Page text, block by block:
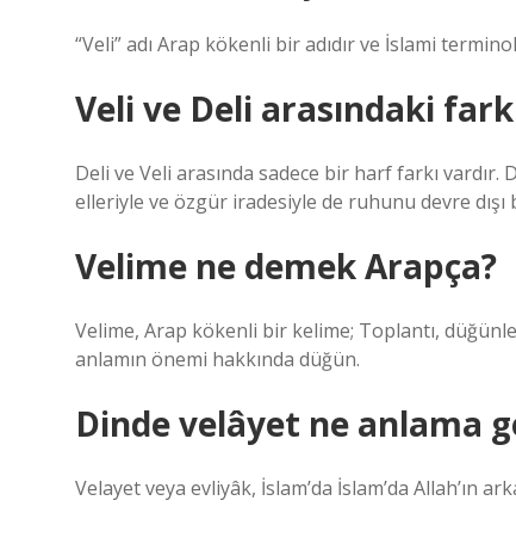
“Veli” adı Arap kökenli bir adıdır ve İslami
Veli ve Deli arasındaki
Deli ve Veli arasında sadece bir harf farkı
elleriyle ve özgür iradesiyle de ruhunu devre dışı
Velime ne demek Arapça?
Velime, Arap kökenli bir kelime; Toplantı,
anlamın önemi hakkında düğün.
Dinde velâyet ne anlama
Velayet veya evliyâk, İslam’da İslam’da Allah’ın